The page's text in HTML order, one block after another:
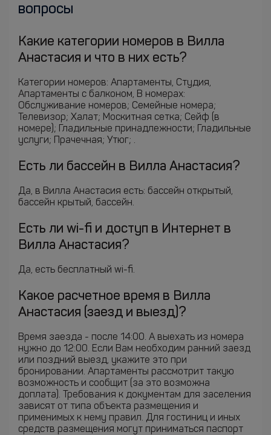
вопросы
Какие категории номеров в Вилла
Анастасия и что в них есть?
Категории номеров: Апартаменты, Студия,
Апартаменты с балконом, В номерах:
Обслуживание номеров; Семейные номера;
Телевизор; Халат; Москитная сетка; Сейф (в
номере); Гладильные принадлежности; Гладильные
услуги; Прачечная; Утюг; .
Есть ли бассейн в Вилла Анастасия?
Да, в Вилла Анастасия есть: бассейн открытый,
бассейн крытый, бассейн.
Есть ли wi-fi и доступ в Интернет в
Вилла Анастасия?
Да, есть бесплатный wi-fi.
Какое расчетное время в Вилла
Анастасия (заезд и выезд)?
Время заезда - после 14:00. А выехать из номера
нужно до 12:00. Если Вам необходим ранний заезд
или поздний выезд, укажите это при
бронировании. Апартаменты рассмотрит такую
возможность и сообщит (за это возможна
доплата). Требования к документам для заселения
зависят от типа объекта размещения и
применимых к нему правил. Для гостиниц и иных
средств размещения могут приниматься паспорт